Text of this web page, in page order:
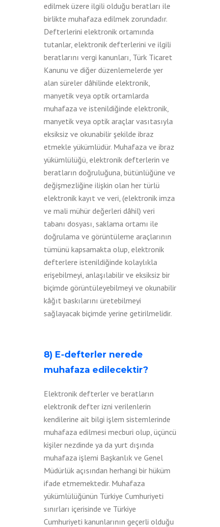
edilmek üzere ilgili olduğu beratları ile
birlikte muhafaza edilmek zorundadır.
Defterlerini elektronik ortamında
tutanlar, elektronik defterlerini ve ilgili
beratlarını vergi kanunları, Türk Ticaret
Kanunu ve diğer düzenlemelerde yer
alan süreler dâhilinde elektronik,
manyetik veya optik ortamlarda
muhafaza ve istenildiğinde elektronik,
manyetik veya optik araçlar vasıtasıyla
eksiksiz ve okunabilir şekilde ibraz
etmekle yükümlüdür. Muhafaza ve ibraz
yükümlülüğü, elektronik defterlerin ve
beratların doğruluğuna, bütünlüğüne ve
değişmezliğine ilişkin olan her türlü
elektronik kayıt ve veri, (elektronik imza
ve mali mühür değerleri dâhil) veri
tabanı dosyası, saklama ortamı ile
doğrulama ve görüntüleme araçlarının
tümünü kapsamakta olup, elektronik
defterlere istenildiğinde kolaylıkla
erişebilmeyi, anlaşılabilir ve eksiksiz bir
biçimde görüntüleyebilmeyi ve okunabilir
kâğıt baskılarını üretebilmeyi
sağlayacak biçimde yerine getirilmelidir.
8) E-defterler nerede
muhafaza edilecektir?
Elektronik defterler ve beratların
elektronik defter izni verilenlerin
kendilerine ait bilgi işlem sistemlerinde
muhafaza edilmesi mecburi olup, üçüncü
kişiler nezdinde ya da yurt dışında
muhafaza işlemi Başkanlık ve Genel
Müdürlük açısından herhangi bir hüküm
ifade etmemektedir. Muhafaza
yükümlülüğünün Türkiye Cumhuriyeti
sınırları içerisinde ve Türkiye
Cumhuriyeti kanunlarının geçerli olduğu